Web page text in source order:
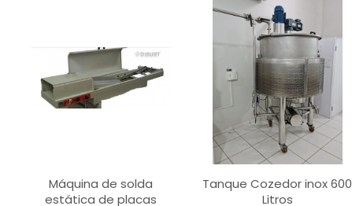
Máquina de solda
estática de placas
Tanque Cozedor inox 600
Litros